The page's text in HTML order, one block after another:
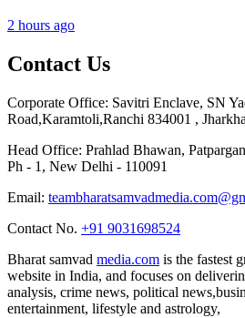
2 hours ago
Contact Us
Corporate Office: Savitri Enclave, SN
Road,Karamtoli,Ranchi 834001 ,
Head Office: Prahlad Bhawan,
Ph - 1, New Delhi - 110091
Email:
Contact No. ‪ +91 9031698524
Bharat samvad media.com is the fastest
website in India, and focuses on
analysis, crime news, political
entertainment, lifestyle and astrology,